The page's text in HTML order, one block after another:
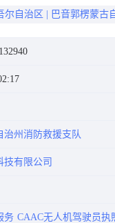
尔自治区 巴音郭楞蒙古
治州消防救援支队
有限公司
务 CAAC无人机驾驶员执